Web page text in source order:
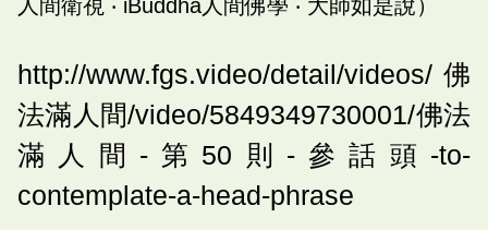
人間衛視 ‧ iBuddha人間佛學 ‧ 大師如是說）
http://www.fgs.video/detail/videos/佛
法滿人間/video/5849349730001/佛法
滿人間-第50則-參話頭-to-
contemplate-a-head-phrase